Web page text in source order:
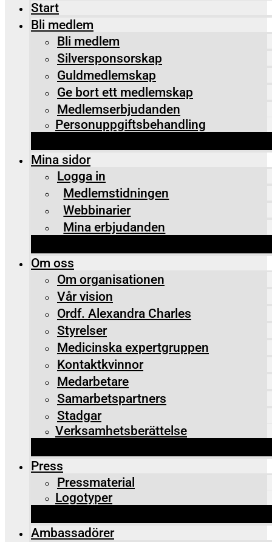
Start
Bli medlem
Bli medlem
Silversponsorskap
Guldmedlemskap
Ge bort ett medlemskap
Medlemserbjudanden
Personuppgiftsbehandling
Mina sidor
Logga in
Medlemstidningen
Webbinarier
Mina erbjudanden
Om oss
Om organisationen
Vår vision
Ordf. Alexandra Charles
Styrelser
Medicinska expertgruppen
Kontaktkvinnor
Medarbetare
Samarbetspartners
Stadgar
Verksamhetsberättelse
Press
Pressmaterial
Logotyper
Ambassadörer